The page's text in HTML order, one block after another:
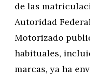
de las
Autoridad
Motorizado
habituales,
marcas, ya ha